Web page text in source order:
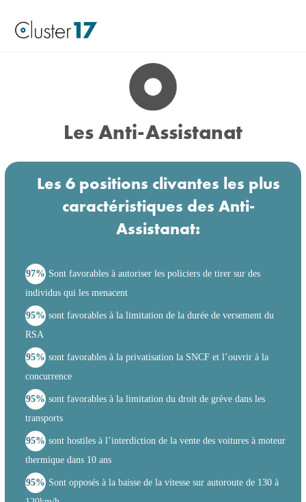
Les Anti-Assistanat
Les 6 positions clivantes les plus
caractéristiques des Anti-
Assistanat:
97% Sont favorables à autoriser les policiers de tirer sur des
individus qui les menacent
95% sont favorables à la limitation de la durée de versement du
RSA
95% sont favorables à la privatisation la SNCF et l’ouvrir à la
concurrence
95% sont favorables à la limitation du droit de grève dans les
transports
95% sont hostiles à l’interdiction de la vente des voitures à moteur
thermique dans 10 ans
95% Sont opposés à la baisse de la vitesse sur autoroute de 130 à